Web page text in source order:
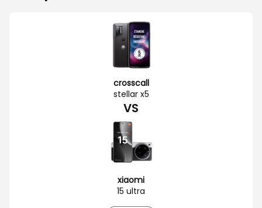
crosscall
stellar x5
VS
xiaomi
15 ultra